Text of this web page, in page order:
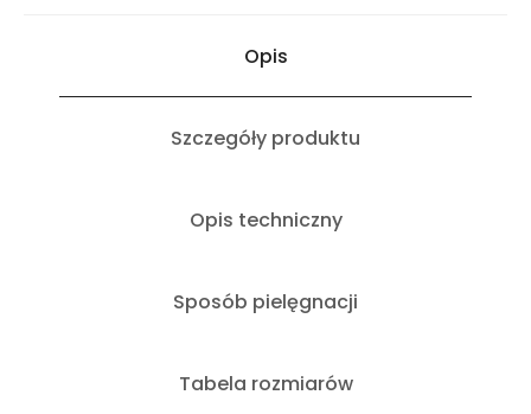
Opis
Szczegóły produktu
Opis techniczny
Sposób pielęgnacji
Tabela rozmiarów